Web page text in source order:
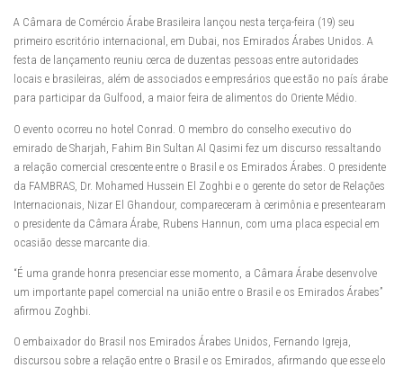
A Câmara de Comércio Árabe Brasileira lançou nesta terça-feira (19) seu
primeiro escritório internacional, em Dubai, nos Emirados Árabes Unidos. A
festa de lançamento reuniu cerca de duzentas pessoas entre autoridades
locais e brasileiras, além de associados e empresários que estão no país árabe
para participar da Gulfood, a maior feira de alimentos do Oriente Médio.
O evento ocorreu no hotel Conrad. O membro do conselho executivo do
emirado de Sharjah, Fahim Bin Sultan Al Qasimi fez um discurso ressaltando
a relação comercial crescente entre o Brasil e os Emirados Árabes. O presidente
da FAMBRAS, Dr. Mohamed Hussein El Zoghbi e o gerente do setor de Relações
Internacionais, Nizar El Ghandour, compareceram à cerimônia e presentearam
o presidente da Câmara Árabe, Rubens Hannun, com uma placa especial em
ocasião desse marcante dia.
“É uma grande honra presenciar esse momento, a Câmara Árabe desenvolve
um importante papel comercial na união entre o Brasil e os Emirados Árabes”
afirmou Zoghbi.
O embaixador do Brasil nos Emirados Árabes Unidos, Fernando Igreja,
discursou sobre a relação entre o Brasil e os Emirados, afirmando que esse elo